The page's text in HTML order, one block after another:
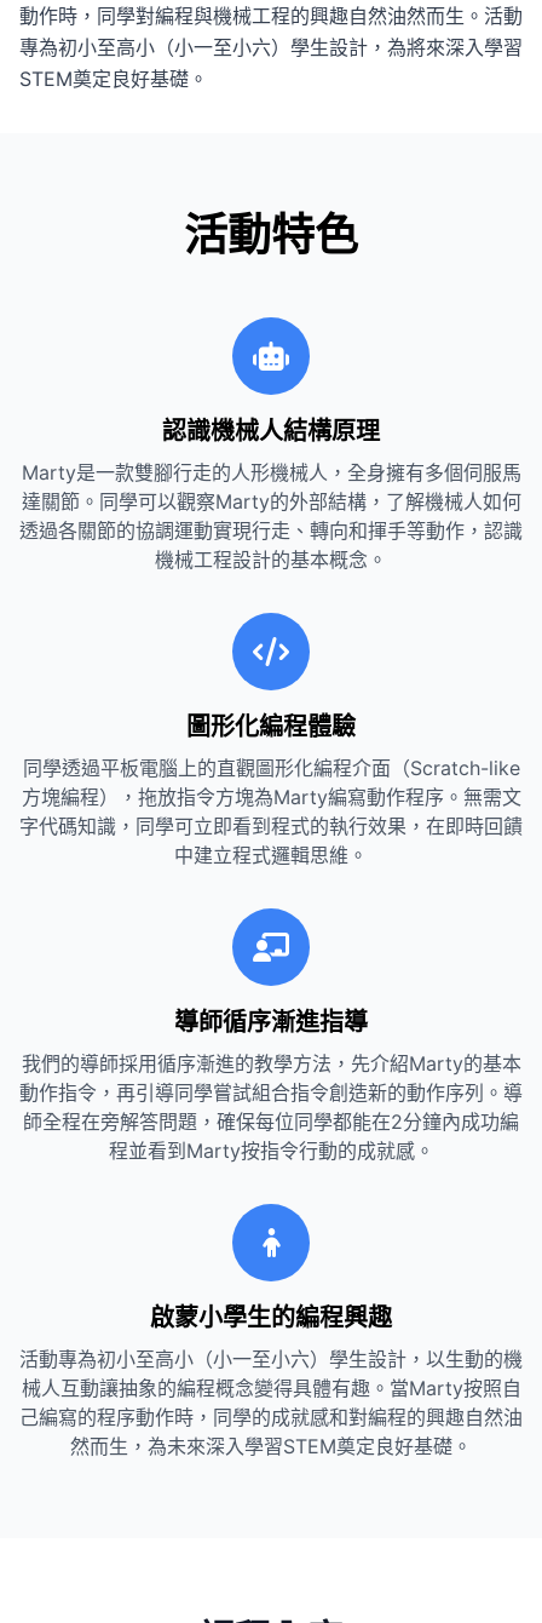
動作時，同學對編程與機械工程的興趣自然油然而生。活動
專為初小至高小（小一至小六）學生設計，為將來深入學習
STEM奠定良好基礎。
活動特色
認識機械人結構原理
Marty是一款雙腳行走的人形機械人，全身擁有多個伺服馬
達關節。同學可以觀察Marty的外部結構，了解機械人如何
透過各關節的協調運動實現行走、轉向和揮手等動作，認識
機械工程設計的基本概念。
圖形化編程體驗
同學透過平板電腦上的直觀圖形化編程介面（Scratch-like
方塊編程），拖放指令方塊為Marty編寫動作程序。無需文
字代碼知識，同學可立即看到程式的執行效果，在即時回饋
中建立程式邏輯思維。
導師循序漸進指導
我們的導師採用循序漸進的教學方法，先介紹Marty的基本
動作指令，再引導同學嘗試組合指令創造新的動作序列。導
師全程在旁解答問題，確保每位同學都能在2分鐘內成功編
程並看到Marty按指令行動的成就感。
啟蒙小學生的編程興趣
活動專為初小至高小（小一至小六）學生設計，以生動的機
械人互動讓抽象的編程概念變得具體有趣。當Marty按照自
己編寫的程序動作時，同學的成就感和對編程的興趣自然油
然而生，為未來深入學習STEM奠定良好基礎。